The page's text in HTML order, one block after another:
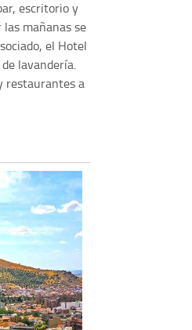
escritorio y
mañanas se
el Hotel
lavandería.
restaurantes a